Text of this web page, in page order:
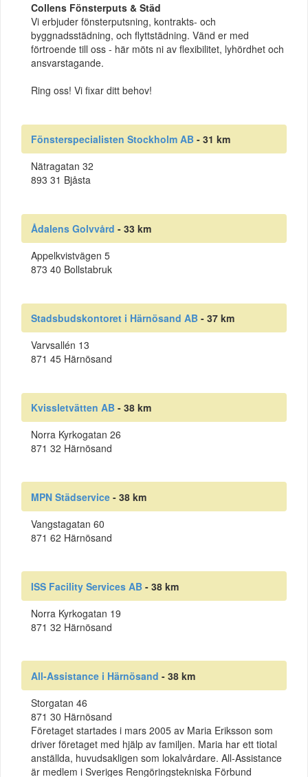
Collens Fönsterputs & Städ
Vi erbjuder fönsterputsning, kontrakts- och
byggnadsstädning, och flyttstädning. Vänd er med
förtroende till oss - här möts ni av flexibilitet, lyhördhet och
ansvarstagande.
Ring oss! Vi fixar ditt behov!
Fönsterspecialisten Stockholm AB - 31 km
Nätragatan 32
893 31 Bjåsta
Ådalens Golvvård - 33 km
Appelkvistvägen 5
873 40 Bollstabruk
Stadsbudskontoret i Härnösand AB - 37 km
Varvsallén 13
871 45 Härnösand
Kvissletvätten AB - 38 km
Norra Kyrkogatan 26
871 32 Härnösand
MPN Städservice - 38 km
Vangstagatan 60
871 62 Härnösand
ISS Facility Services AB - 38 km
Norra Kyrkogatan 19
871 32 Härnösand
All-Assistance i Härnösand - 38 km
Storgatan 46
871 30 Härnösand
Företaget startades i mars 2005 av Maria Eriksson som
driver företaget med hjälp av familjen. Maria har ett tiotal
anställda, huvudsakligen som lokalvårdare. All-Assistance
är medlem i Sveriges Rengöringstekniska Förbund